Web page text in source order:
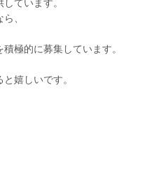
ています。
、
極的に募集しています。
嬉しいです。